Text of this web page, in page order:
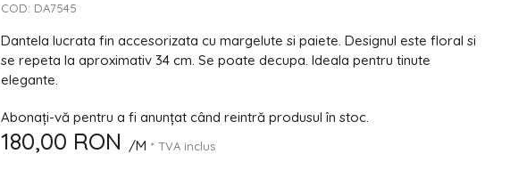
COD: DA7545
Dantela lucrata fin accesorizata cu margelute si paiete. Designul este floral si
se repeta la aproximativ 34 cm. Se poate decupa. Ideala pentru tinute
elegante.
Abonați-vă pentru a fi anunțat când reintră produsul în stoc.
180,00 RON /M * TVA inclus